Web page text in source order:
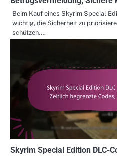
Beim Kauf eines Skyrim Special
wichtig, die Sicherheit zu
schützen.…
Skyrim Special Edition DLC-